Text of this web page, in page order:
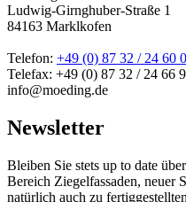
Ludwig-Girnghuber-Straße 1
84163 Marklkofen
Telefon: +49 (0) 87 32 / 24 60 0
Telefax: +49 (0) 87 32 / 24 66 9
info@moeding.de
Newsletter
Bleiben Sie stets up to date
Bereich Ziegelfassaden, neuer
natürlich auch zu